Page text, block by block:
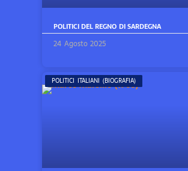
POLITICI DEL REGNO DI SARDEGNA
24 Agosto 2025
POLITICI ITALIANI (BIOGRAFIA)